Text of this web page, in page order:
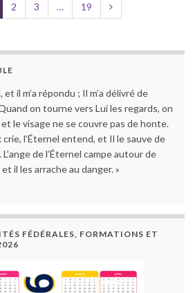
2 3 … 19
et il m’a répondu ; Il m’a délivré de
on tourne vers Lui les regards, on
le visage ne se couvre pas de honte.
l’Éternel entend, et Il le sauve de
de l’Éternel campe autour de
il les arrache au danger. »
FÉDÉRALES, FORMATIONS ET